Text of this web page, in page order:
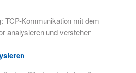
TCP-Kommunikation mit dem
analysieren und verstehen